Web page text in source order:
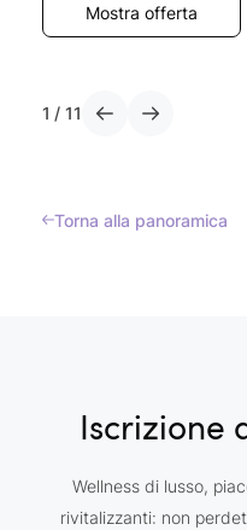
Mostra offerta
1 / 11
Torna alla panoramica
Iscrizione
Wellness di lusso,
rivitalizzanti: non